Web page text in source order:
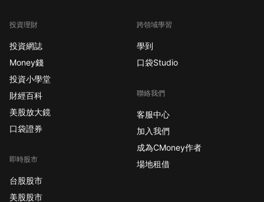
投資理財
投資網誌
Money錢
投資小學堂
財經百科
美股放大鏡
口袋證券
即時股市
台股股市
美股股市
跨領域學習
學到
口袋Studio
聯絡我們
客服中心
加入我們
成為CMoney作者
場地租借